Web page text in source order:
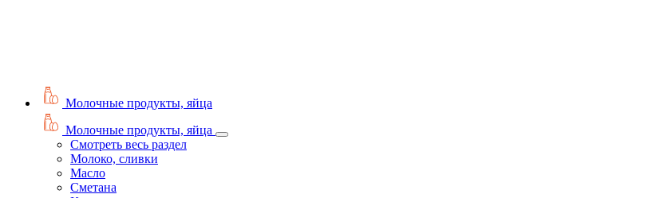
Молочные продукты, яйца
Молочные продукты, яйца
Смотреть весь раздел
Молоко, сливки
Масло
Сметана